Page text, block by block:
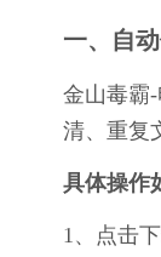
一、自
金山毒霸
清、重复
具体操作
1、点击